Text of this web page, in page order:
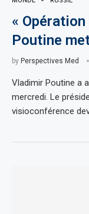
«
Poutine
by Perspectives Med
Vladimir Poutine a
mercredi. Le
visioconférence